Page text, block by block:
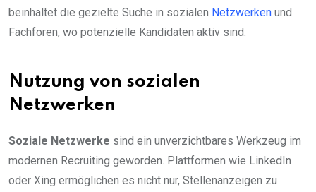
beinhaltet die gezielte Suche in sozialen Netzwerken und
Fachforen, wo potenzielle Kandidaten aktiv sind.
Nutzung von sozialen
Netzwerken
Soziale Netzwerke sind ein unverzichtbares Werkzeug im
modernen Recruiting geworden. Plattformen wie LinkedIn
oder Xing ermöglichen es nicht nur, Stellenanzeigen zu